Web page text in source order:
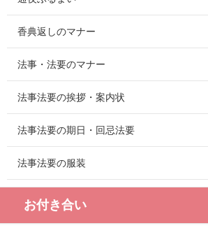
香典返しのマナー
法事・法要のマナー
法事法要の挨拶・案内状
法事法要の期日・回忌法要
法事法要の服装
お付き合い